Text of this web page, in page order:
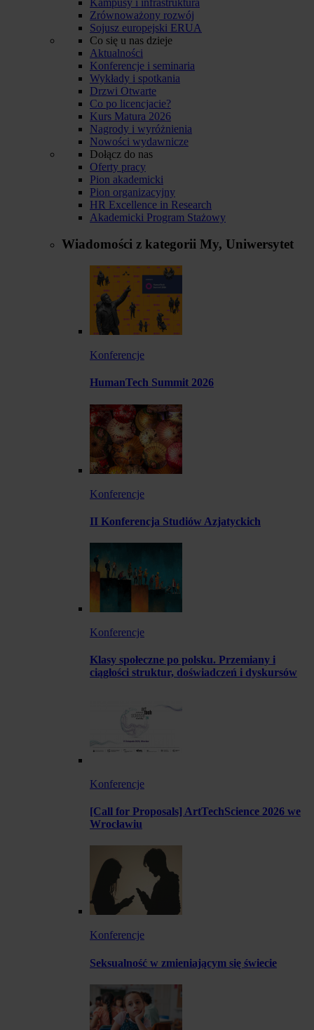
Zrównoważony rozwój
Sojusz europejski ERUA
Co się u nas dzieje
Aktualności
Konferencje i seminaria
Wykłady i spotkania
Drzwi Otwarte
Co po licencjacie?
Kurs Matura 2026
Nagrody i wyróżnienia
Nowości wydawnicze
Dołącz do nas
Oferty pracy
Pion akademicki
Pion organizacyjny
HR Excellence in Research
Akademicki Program Stażowy
Wiadomości z kategorii My, Uniwersytet
Konferencje
HumanTech Summit 2026
Konferencje
II Konferencja Studiów Azjatyckich
Konferencje
Klasy społeczne po polsku. Przemiany i
ciągłości struktur, doświadczeń i dyskursów
Konferencje
[Call for Proposals] ArtTechScience 2026 we
Wrocławiu
Konferencje
Seksualność w zmieniającym się świecie